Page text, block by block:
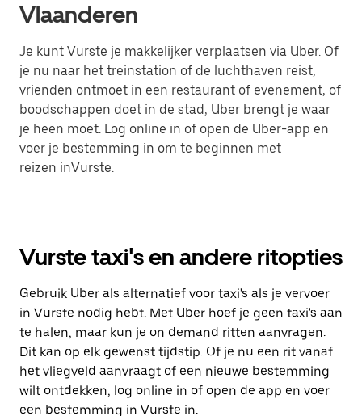
Vlaanderen
Je kunt Vurste je makkelijker verplaatsen via Uber. Of
je nu naar het treinstation of de luchthaven reist,
vrienden ontmoet in een restaurant of evenement, of
boodschappen doet in de stad, Uber brengt je waar
je heen moet. Log online in of open de Uber-app en
voer je bestemming in om te beginnen met
reizen inVurste.
Vurste taxi's en andere ritopties
Gebruik Uber als alternatief voor taxi's als je vervoer
in Vurste nodig hebt. Met Uber hoef je geen taxi's aan
te halen, maar kun je on demand ritten aanvragen.
Dit kan op elk gewenst tijdstip. Of je nu een rit vanaf
het vliegveld aanvraagt of een nieuwe bestemming
wilt ontdekken, log online in of open de app en voer
een bestemming in Vurste in.